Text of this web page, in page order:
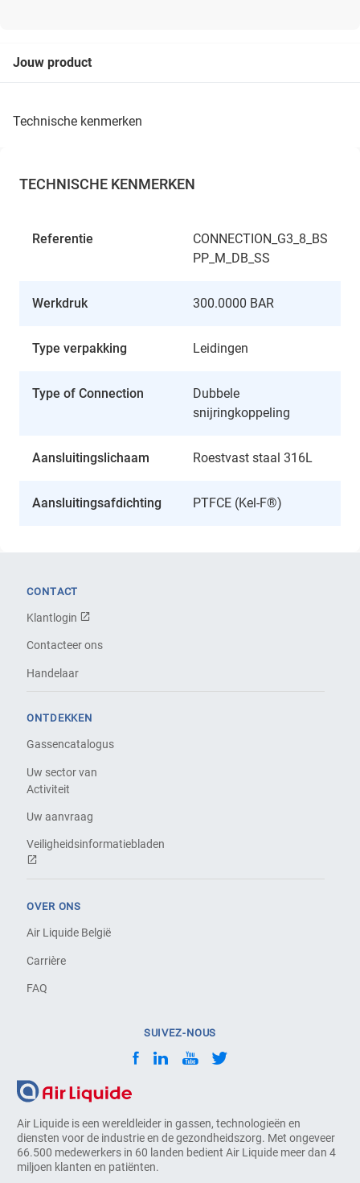
Jouw product
technische kenmerken
TECHNISCHE KENMERKEN
Referentie
CONNECTION_G3_8_BS
PP_M_DB_SS
Werkdruk 300.0000 BAR
Type verpakking Leidingen
Type of Connection
Dubbele
snijringkoppeling
Aansluitingslichaam Roestvast staal 316L
Aansluitingsafdichting PTFCE (Kel-F®)
Air Liquide is een wereldleider in gassen, technologieën en
diensten voor de industrie en de gezondheidszorg. Met ongeveer
66.500 medewerkers in 60 landen bedient Air Liquide meer dan 4
miljoen klanten en patiënten.
CONTACT
Klantlogin
Contacteer ons
Handelaar
ONTDEKKEN
Gassencatalogus
Uw sector van
Activiteit
Uw aanvraag
Veiligheidsinformatiebladen
OVER ONS
Air Liquide België
Carrière
FAQ
SUIVEZ-NOUS